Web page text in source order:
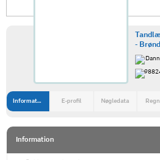
-
Information E-profil Nøgledata
Information